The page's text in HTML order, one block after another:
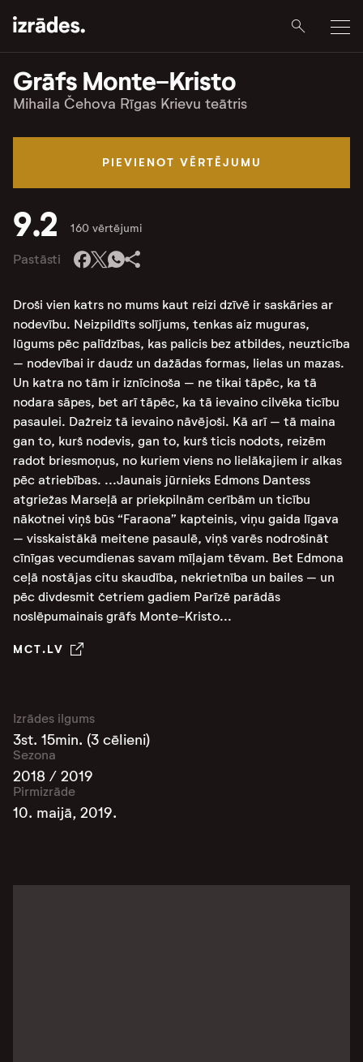
Grāfs Monte-Kristo
Mihaila Čehova Rīgas Krievu teātris
PIEVIENOT VĒRTĒJUMU
9.2 160 vērtējumi
Pastāsti
Droši vien katrs no mums kaut reizi dzīvē ir saskāries ar
nodevību. Neizpildīts solījums, tenkas aiz muguras,
lūgums pēc palīdzības, kas palicis bez atbildes, neuzticība
– nodevībai ir daudz un dažādas formas, lielas un mazas.
Un katra no tām ir iznīcinoša – ne tikai tāpēc, ka tā
nodara sāpes, bet arī tāpēc, ka tā ievaino cilvēka ticību
pasaulei. Dažreiz tā ievaino nāvējoši. Kā arī – tā maina
gan to, kurš nodevis, gan to, kurš ticis nodots, reizēm
radot briesmoņus, no kuriem viens no lielākajiem ir alkas
pēc atriebības. ...Jaunais jūrnieks Edmons Dantess
atgriežas Marseļā ar priekpilnām cerībām un ticību
nākotnei viņš būs “Faraona” kapteinis, viņu gaida līgava
– visskaistākā meitene pasaulē, viņš varēs nodrošināt
cīnīgas vecumdienas savam mīļajam tēvam. Bet Edmona
ceļā nostājas citu skaudība, nekrietnība un bailes – un
pēc divdesmit četriem gadiem Parīzē parādās
noslēpumainais grāfs Monte-Kristo...
MCT.LV
Izrādes ilgums
3st. 15min. (3 cēlieni)
Sezona
2018 / 2019
Pirmizrāde
10. maijā, 2019.